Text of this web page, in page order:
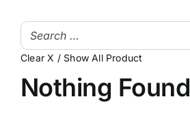
Checkout
My Account
Material Bangunan Dasar
Atap & Penutup Bangunan
Struktur & Rangka
Clear X / Show All Product
Nothing Found